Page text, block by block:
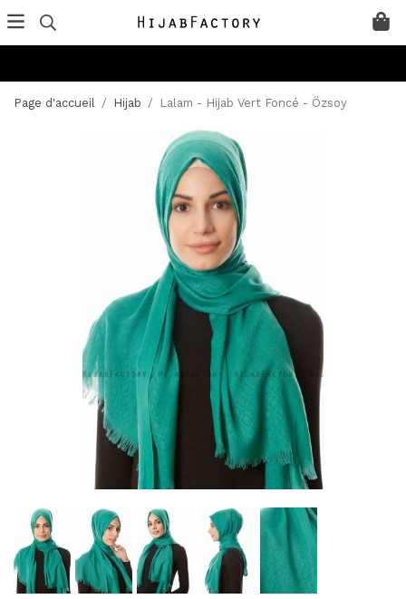
Page d'accueil / Hijab / Lalam - Hijab Vert Foncé - Özsoy